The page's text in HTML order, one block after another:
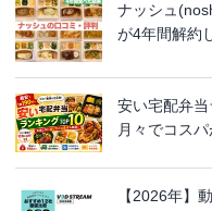
ナッシュ
が4年間解約
安い宅配弁
月々でコス
【2026年】